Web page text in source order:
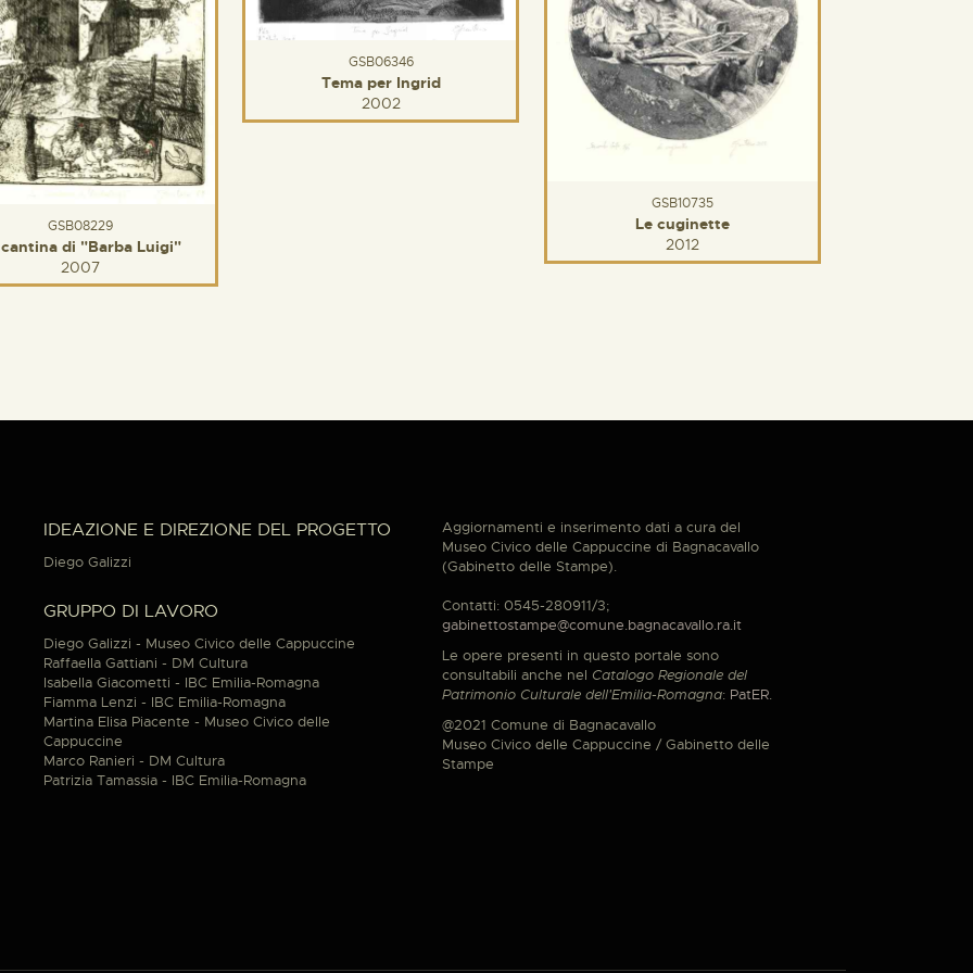
GSB06346
Tema per Ingrid
2002
GSB08229
di "Barba Luigi"
2007
GSB10735
Le cuginette
2012
IDEAZIONE E DIREZIONE DEL PROGETTO
Diego Galizzi
GRUPPO DI LAVORO
Diego Galizzi - Museo Civico delle Cappuccine
Raffaella Gattiani - DM Cultura
Isabella Giacometti - IBC Emilia-Romagna
Fiamma Lenzi - IBC Emilia-Romagna
Martina Elisa Piacente - Museo Civico delle
Cappuccine
Marco Ranieri - DM Cultura
Patrizia Tamassia - IBC Emilia-Romagna
Aggiornamenti e inserimento dati a cura del
Museo Civico delle Cappuccine di Bagnacavallo
(Gabinetto delle Stampe).
Contatti: 0545-280911/3;
gabinettostampe@comune.bagnacavallo.ra.it
Le opere presenti in questo portale sono
consultabili anche nel Catalogo Regionale del
Patrimonio Culturale dell'Emilia-Romagna: PatER.
@2021 Comune di Bagnacavallo
Museo Civico delle Cappuccine / Gabinetto delle
Stampe